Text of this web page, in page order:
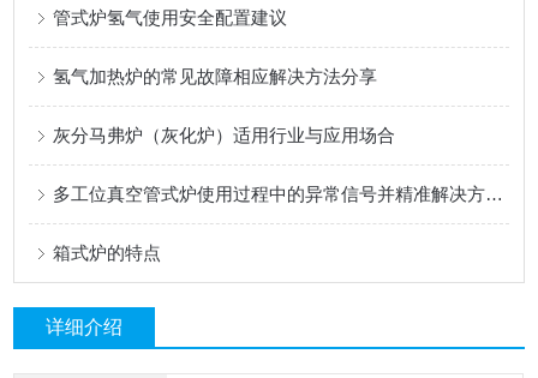
管式炉氢气使用安全配置建议
氢气加热炉的常见故障相应解决方法分享
灰分马弗炉（灰化炉）适用行业与应用场合
多工位真空管式炉使用过程中的异常信号并精准解决方法分享
箱式炉的特点
详细介绍